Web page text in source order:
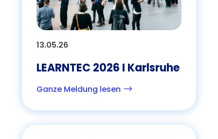
13.05.26
LEARNTEC 2026 I Karlsruhe
Ganze Meldung lesen $